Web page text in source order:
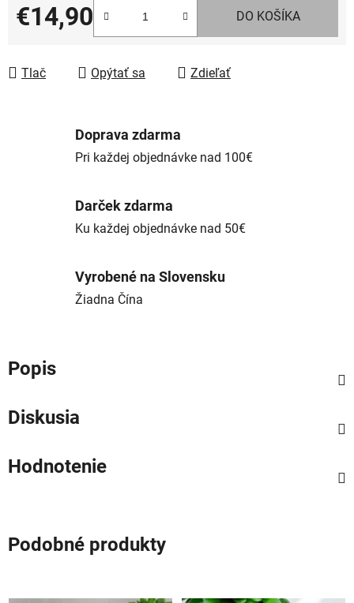
€14,90
Jednotková cena:
DO KOŠÍKA
Tlač Opýtať sa Zdieľať
Doprava zdarma
Pri každej objednávke nad 100€
Darček zdarma
Ku každej objednávke nad 50€
Vyrobené na Slovensku
Žiadna Čína
Popis
Diskusia
Hodnotenie
Podobné produkty